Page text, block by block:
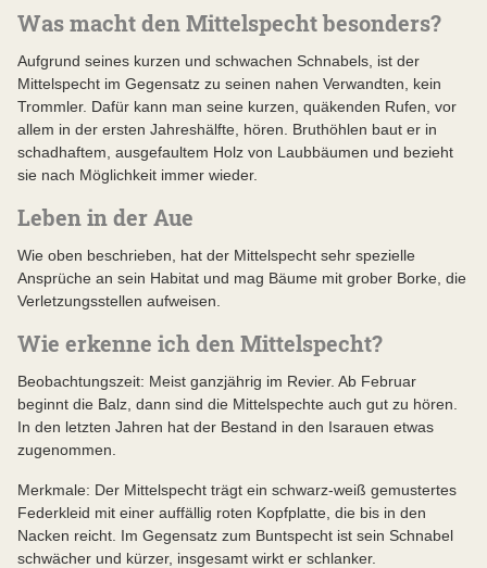
Was macht den Mittelspecht besonders?
Aufgrund seines kurzen und schwachen Schnabels, ist der
Mittelspecht im Gegensatz zu seinen nahen Verwandten, kein
Trommler. Dafür kann man seine kurzen, quäkenden Rufen, vor
allem in der ersten Jahreshälfte, hören. Bruthöhlen baut er in
schadhaftem, ausgefaultem Holz von Laubbäumen und bezieht
sie nach Möglichkeit immer wieder.
Leben in der Aue
Wie oben beschrieben, hat der Mittelspecht sehr spezielle
Ansprüche an sein Habitat und mag Bäume mit grober Borke, die
Verletzungsstellen aufweisen.
Wie erkenne ich den Mittelspecht?
Beobachtungszeit: Meist ganzjährig im Revier. Ab Februar
beginnt die Balz, dann sind die Mittelspechte auch gut zu hören.
In den letzten Jahren hat der Bestand in den Isarauen etwas
zugenommen.
Merkmale: Der Mittelspecht trägt ein schwarz-weiß gemustertes
Federkleid mit einer auffällig roten Kopfplatte, die bis in den
Nacken reicht. Im Gegensatz zum Buntspecht ist sein Schnabel
schwächer und kürzer, insgesamt wirkt er schlanker.